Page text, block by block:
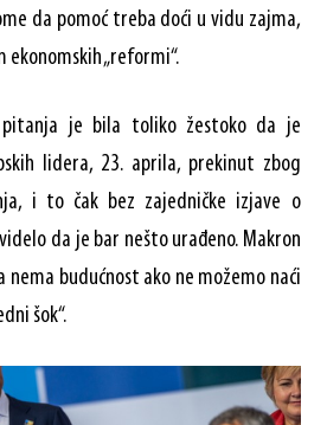
da pomoć treba doći u vidu zajma,
„reformi“.
pitanja je bila toliko žestoko da je
lidera, 23. aprila, prekinut zbog
i to čak bez zajedničke izjave o
da je bar nešto urađeno. Makron
nema budućnost ako ne možemo naći
šok“.